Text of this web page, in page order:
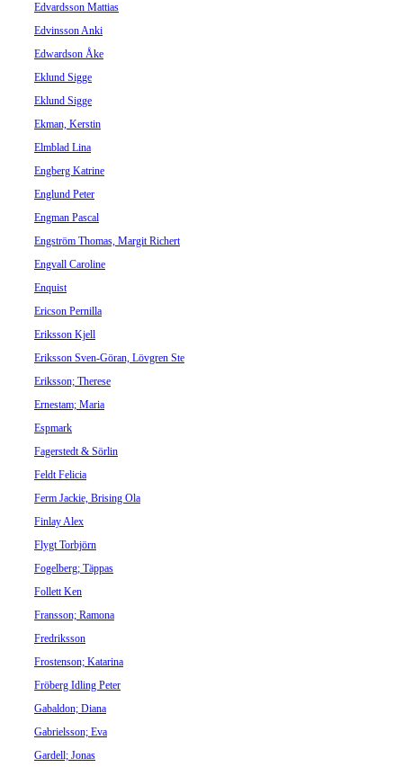
Edvardsson Mattias
Edvinsson Anki
Edwardson Åke
Eklund Sigge
Eklund Sigge
Ekman, Kerstin
Elmblad Lina
Engberg Katrine
Englund Peter
Engman Pascal
Engström Thomas, Margit Richert
Engvall Caroline
Enquist
Ericson Pernilla
Eriksson Kjell
Eriksson Sven-Göran, Lövgren Ste
Eriksson; Therese
Ernestam; Maria
Espmark
Fagerstedt & Sörlin
Feldt Felicia
Ferm Jackie, Brising Ola
Finlay Alex
Flygt Torbjörn
Fogelberg; Täppas
Follett Ken
Fransson; Ramona
Fredriksson
Frostenson; Katarina
Fröberg Idling Peter
Gabaldon; Diana
Gabrielsson; Eva
Gardell; Jonas